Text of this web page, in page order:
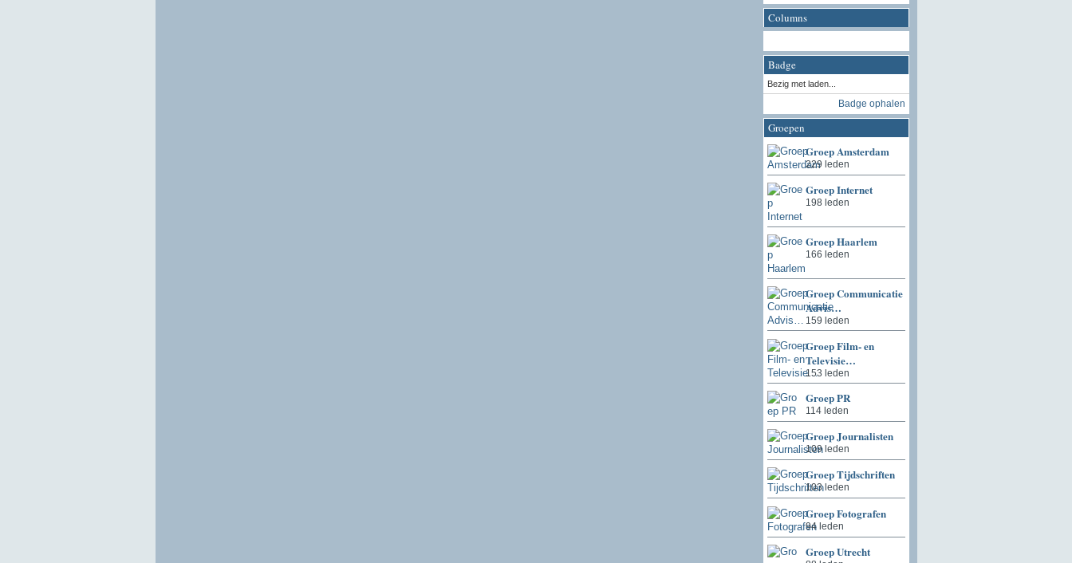
Columns
Badge
Bezig met laden...
Badge ophalen
Groepen
Groep Amsterdam
229 leden
Groep Internet
198 leden
Groep Haarlem
166 leden
Groep Communicatie
Advis…
159 leden
Groep Film- en
Televisie…
153 leden
Groep PR
114 leden
Groep Journalisten
109 leden
Groep Tijdschriften
103 leden
Groep Fotografen
94 leden
Groep Utrecht